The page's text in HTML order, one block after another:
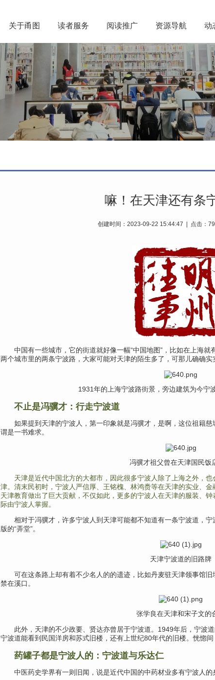
关于甬图 读者服务 阅读推广 资源导航 动
嘛！在天津还有条
创建时间：2023-09-22 15:44:47 | 点击：
中国有一些城市， 它的街道就好像一幅“中国地图”，比如在上海就
两个城市里的两条宁波路，大家可能对天津的陌生多了，可那儿确确实
1931年的上海宁波路街景，旁边建筑为今宁
不止是冯骥才：行走宁波道
如果提到天津的宁波人， 第一印象就是冯骥才，是啊，这位祖籍
谓是一书难求。
冯骥才祖父曾在天津国民饭
天津是近代中国北方的大都市，因此很多宁波人除了上海之外，
津。清末民初时，宁波人严信厚、王铭槐、林鸿赉等在天津的实业、
天津教育做出了巨大贡献，不仅如此，更多的宁波人在天津的服装、
际由宁波人掌握。
相对于冯骥才， 许多宁波人到天津可能都不知道有一条宁波道，
版的“弄堂”。
天津宁波道的旧路牌
可在这条路上却有着不少名人的的遗迹，比如丹麦驻天津领事馆
禁在溪口。
张学良在天津和宋子文的
此外，天津的不少政要、贤达亦曾居于宁波道。1949年后，宁波
宁波道能看到民国洋房和苏式旧楼，还有上世纪80年代的旧楼。恍惚间
药罐子都是宁波人的：宁波道与乐达仁
中医药史学界有一则旧闻，说是近代中国的中药材业多有宁波人的